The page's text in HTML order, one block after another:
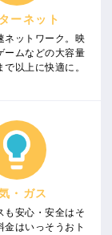
ーネット
ネットワーク。映
ームなどの大容量
以上に快適に。
・ガス
も安心・安全はそ
金はいっそうおト